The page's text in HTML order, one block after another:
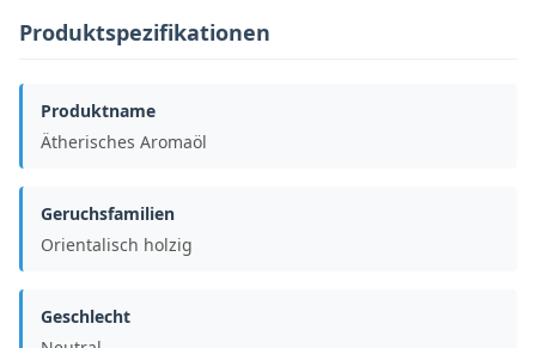
Produktspezifikationen
Produktname
Ätherisches Aromaöl
Geruchsfamilien
Orientalisch holzig
Geschlecht